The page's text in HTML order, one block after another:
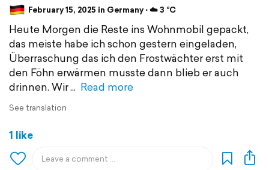
February 15, 2025 in Germany ⋅ ☁️ 3 °C
Heute Morgen die Reste ins Wohnmobil gepackt,
das meiste habe ich schon gestern eingeladen,
Überraschung das ich den Frostwächter erst mit
den Föhn erwärmen musste dann blieb er auch
drinnen. Wir
Read more
See translation
1 like